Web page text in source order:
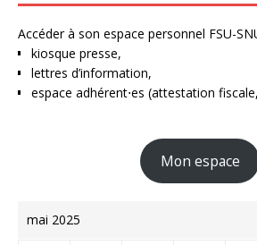
Accéder à son espace personnel FSU-
kiosque presse,
lettres d’information,
espace adhérent⋅es (attestation
Mon espace
mai 2025